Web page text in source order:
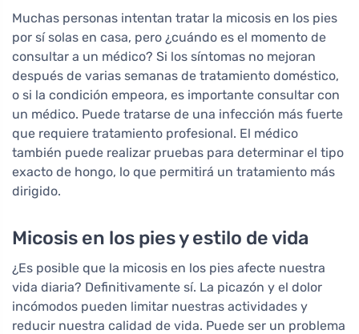
Muchas personas intentan tratar la micosis en los pies
por sí solas en casa, pero ¿cuándo es el momento de
consultar a un médico? Si los síntomas no mejoran
después de varias semanas de tratamiento doméstico,
o si la condición empeora, es importante consultar con
un médico. Puede tratarse de una infección más fuerte
que requiere tratamiento profesional. El médico
también puede realizar pruebas para determinar el tipo
exacto de hongo, lo que permitirá un tratamiento más
dirigido.
Micosis en los pies y estilo de vida
¿Es posible que la micosis en los pies afecte nuestra
vida diaria? Definitivamente sí. La picazón y el dolor
incómodos pueden limitar nuestras actividades y
reducir nuestra calidad de vida. Puede ser un problema